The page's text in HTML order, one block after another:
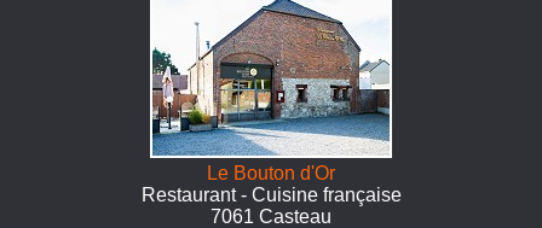
Le Bouton d'Or
Restaurant - Cuisine française
7061 Casteau